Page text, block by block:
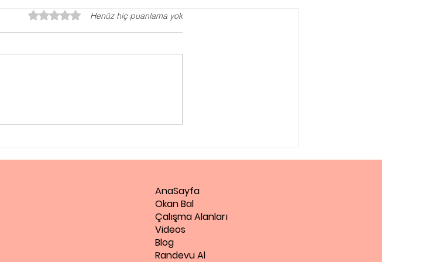
Testi
Güçlüğü Test Et
5 üzerinden 0 yıldızHenüz hiç puanlama yok
AnaSayfa
Okan Bal
Çalışma Alanları
Videos
Blog
Randevu Al